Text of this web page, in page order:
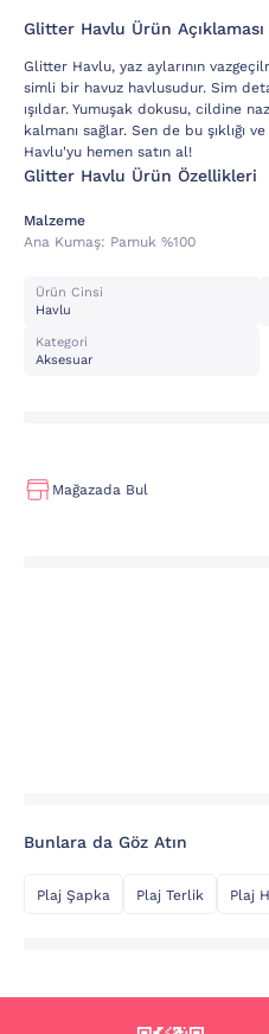
Glitter Havlu Ürün Açıklaması
Glitter Havlu, yaz aylarının
simli bir havuz havlusudur. Sim
ışıldar. Yumuşak dokusu, cildine
kalmanı sağlar. Sen de bu şıklığı
Havlu'yu hemen satın al!
Glitter Havlu Ürün Özellikleri
Malzeme
Ana Kumaş: Pamuk %100
Ürün Cinsi
Havlu
Kategori
Aksesuar
Mağazada Bul
Bunlara da Göz Atın
Plaj Şapka Plaj Terlik Plaj